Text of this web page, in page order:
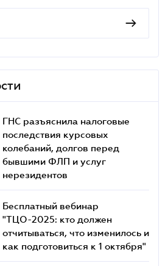
ГНС разъяснила налоговые
последствия курсовых
колебаний, долгов перед
бывшими ФЛП и услуг
нерезидентов
Бесплатный вебинар
"ТЦО-2025: кто должен
отчитываться, что изменилось и
как подготовиться к 1 октября"